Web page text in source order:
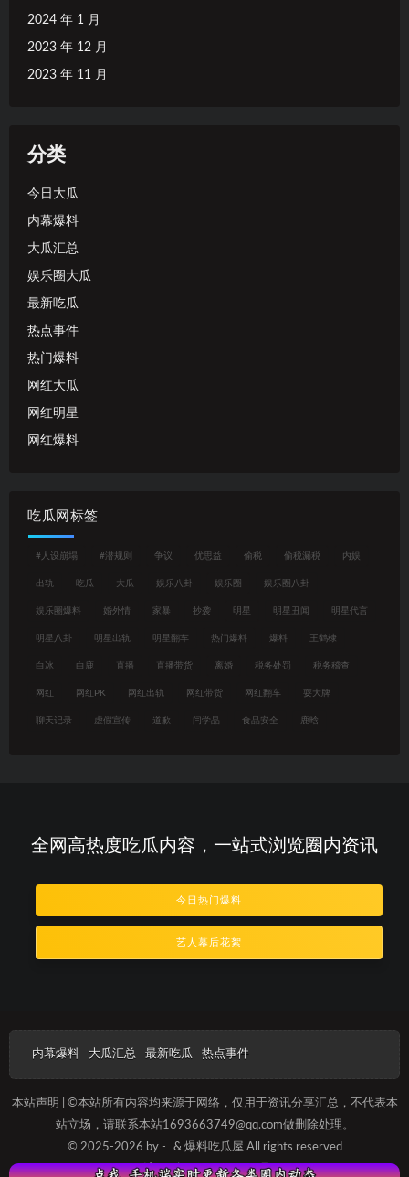
2024 年 1 月
2023 年 12 月
2023 年 11 月
分类
今日大瓜
内幕爆料
大瓜汇总
娱乐圈大瓜
最新吃瓜
热点事件
热门爆料
网红大瓜
网红明星
网红爆料
吃瓜网标签
#人设崩塌 #潜规则 争议 优思益 偷税 偷税漏税 内娱
出轨 吃瓜 大瓜 娱乐八卦 娱乐圈 娱乐圈八卦
娱乐圈爆料 婚外情 家暴 抄袭 明星 明星丑闻 明星代言
明星八卦 明星出轨 明星翻车 热门爆料 爆料 王鹤棣
白冰 白鹿 直播 直播带货 离婚 税务处罚 税务稽查
网红 网红PK 网红出轨 网红带货 网红翻车 耍大牌
聊天记录 虚假宣传 道歉 闫学晶 食品安全 鹿晗
全网高热度吃瓜内容，一站式浏览圈内资讯
今日热门爆料
艺人幕后花絮
内幕爆料 大瓜汇总 最新吃瓜 热点事件
本站声明 | ©本站所有内容均来源于网络，仅用于资讯分享汇总，不代表本
站立场，请联系本站1693663749@qq.com做删除处理。
© 2025-2026 by -
& 爆料吃瓜屋 All rights reserved
沪ICP备2025012092号